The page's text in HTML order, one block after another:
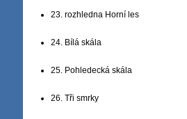
23. rozhledna Horní les
24. Bílá skála
25. Pohledecká skála
26. Tři smrky